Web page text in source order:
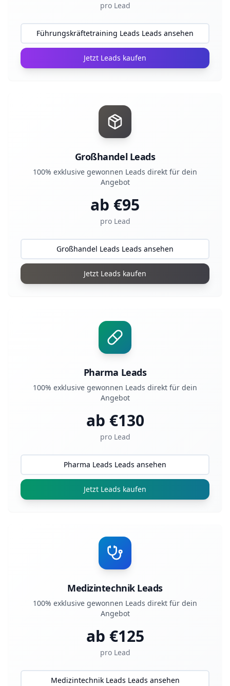
pro Lead
Führungskräftetraining Leads Leads ansehen
Jetzt Leads kaufen
Großhandel Leads
100% exklusive gewonnen Leads direkt für dein
Angebot
ab €95
pro Lead
Großhandel Leads Leads ansehen
Jetzt Leads kaufen
Pharma Leads
100% exklusive gewonnen Leads direkt für dein
Angebot
ab €130
pro Lead
Pharma Leads Leads ansehen
Jetzt Leads kaufen
Medizintechnik Leads
100% exklusive gewonnen Leads direkt für dein
Angebot
ab €125
pro Lead
Medizintechnik Leads Leads ansehen